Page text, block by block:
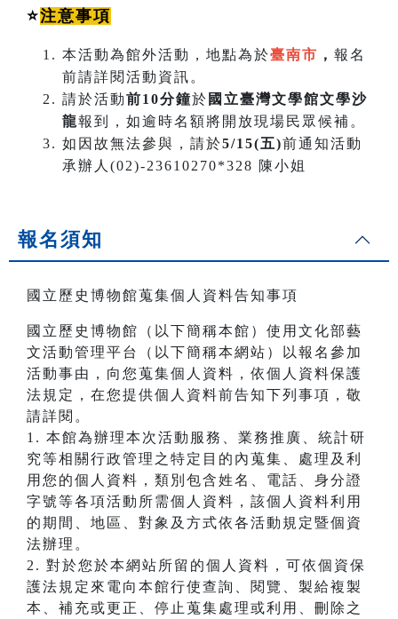
⭐️注意事項
本活動為館外活動，地點為於臺南市 ， 報名
前請詳閱活動資訊。
請於活動前10分鐘於 國立臺灣文學館文學沙
龍報到，如逾時名額將開放現場民眾候補。
如因故無法參與，請於5/15(五)前通知活動
承辦人(02)-23610270*328 陳小姐
報名須知
國立歷史博物館蒐集個人資料告知事項
國立歷史博物館（以下簡稱本館）使用文化部藝
文活動管理平台（以下簡稱本網站）以報名參加
活動事由，向您蒐集個人資料，依個人資料保護
法規定，在您提供個人資料前告知下列事項，敬
請詳閱。
1. 本館為辦理本次活動服務、業務推廣、統計研
究等相關行政管理之特定目的內蒐集、處理及利
用您的個人資料，類別包含姓名、電話、身分證
字號等各項活動所需個人資料，該個人資料利用
的期間、地區、對象及方式依各活動規定暨個資
法辦理。
2. 對於您於本網站所留的個人資料，可依個資保
護法規定來電向本館行使查詢、閱覽、製給複製
本、補充或更正、停止蒐集處理或利用、刪除之